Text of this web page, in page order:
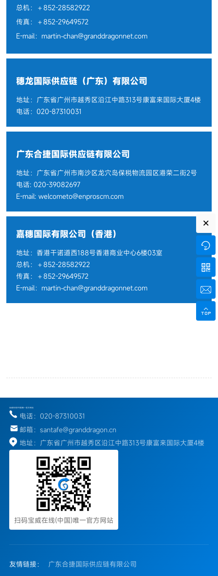
总机：＋852-28582922
传真：＋852-29649572
E-mail：martin-chan@granddragonnet.com
穗龙国际供应链（广东）有限公司
地址：广东省广州市越秀区沿江中路313号康富来国际大厦4楼
电话：020-87310031
广东合捷国际供应链有限公司
地址：广东省广州市南沙区龙穴岛保税物流园区港荣二街2号
电话: 020-39082697
E-mail: welcometo@enproscm.com
嘉穗国际有限公司（香港）
地址：香港干诺道西188号香港商业中心6楼03室
总机：＋852-28582922
传真：＋852-29649572
E-mail：martin-chan@granddragonnet.com
宝威在线(中国)唯一官方网站
电话：020-87310031
邮箱：santafe@granddragon.cn
地址：广东省广州市越秀区沿江中路313号康富来国际大厦4楼
扫码宝威在线(中国)唯一官方网站
友情链接： 广东合捷国际供应链有限公司
×



